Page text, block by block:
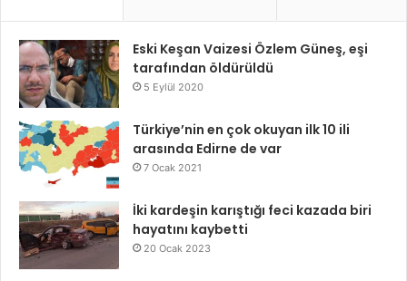
Eski Keşan Vaizesi Özlem Güneş, eşi
tarafından öldürüldü
5 Eylül 2020
Türkiye’nin en çok okuyan ilk 10 ili
arasında Edirne de var
7 Ocak 2021
İki kardeşin karıştığı feci kazada biri
hayatını kaybetti
20 Ocak 2023